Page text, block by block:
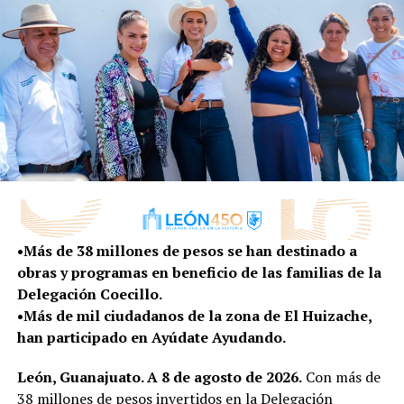
como colonos y ver qué más les hace falta en su
zona”, apuntó.
La ciudadana Margarita Cárdenas, de la colonia Joyas de
San Nicolás, es una de las beneficiarias del programa y
agradeció la apertura del Gobierno Municipal para
escuchar las necesidades de los ciudadanos.
pedido durante tantos años y que gracias a la
estrategia y al presupuesto participativo lo hemos
hecho realidad. Nos damos cuenta que nuestras
necesidades y opiniones son escuchadas”, dijo.
Las obras que comenzaron fueron:
Manzanares, en laDelegación San Miguel, con
•Más de 38 millones de pesos se han destinado a
obras y programas en beneficio de las familias de la
Delegación Coecillo.
•Más de mil ciudadanos de la zona de El Huizache,
han participado en Ayúdate Ayudando.
León, Guanajuato. A 8 de agosto de 2026.Con más de
38 millones de pesos invertidos en la Delegación